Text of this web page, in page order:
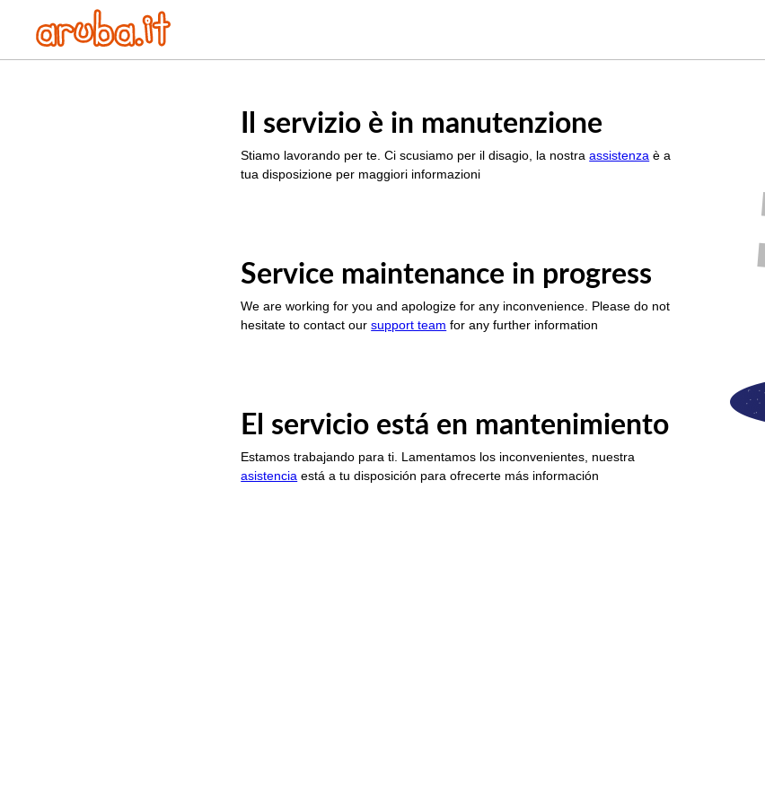
Il servizio è in manutenzione
Stiamo lavorando per te. Ci scusiamo per il disagio, la nostraassistenza è a
tua disposizione per maggiori informazioni
Service maintenance in progress
We are working for you and apologize for any inconvenience. Please do not
hesitate to contact oursupport team for any further information
El servicio está en mantenimiento
Estamos trabajando para ti. Lamentamos los inconvenientes, nuestra
asistencia está a tu disposición para ofrecerte más información